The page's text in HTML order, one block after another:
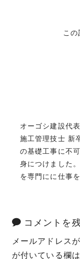
この
オーゴシ建設代
施工管理技士 新
の基礎工事に不
身につけました
を専門にに仕事
コメントを
メールアドレス
が付いている欄